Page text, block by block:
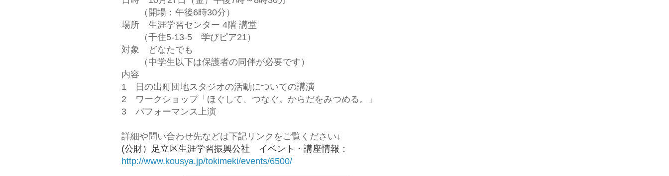
（開場：午後6時30分）
場所 生涯学習センター 4階 講堂
（千住5-13-5 学びピア21）
対象 どなたでも
（中学生以下は保護者の同伴が必要です）
内容
1 日の出町団地スタジオの活動についての講演
2 ワークショップ「ほぐして、つなぐ。からだをみつめる。」
3 パフォーマンス上演
詳細や問い合わせ先などは下記リンクをご覧ください↓
(公財）足立区生涯学習振興公社 イベント・講座情報：
http://www.kousya.jp/tokimeki/events/6500/